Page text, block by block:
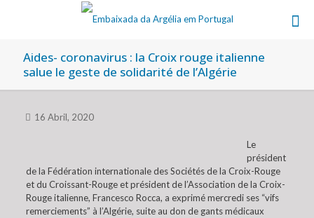
Aides- coronavirus : la Croix rouge italienne
salue le geste de solidarité de l’Algérie
16 Abril, 2020
Le
président
de la Fédération internationale des Sociétés de la Croix-Rouge
et du Croissant-Rouge et président de l’Association de la Croix-
Rouge italienne, Francesco Rocca, a exprimé mercredi ses “vifs
remerciements” à l’Algérie, suite au don de gants médicaux